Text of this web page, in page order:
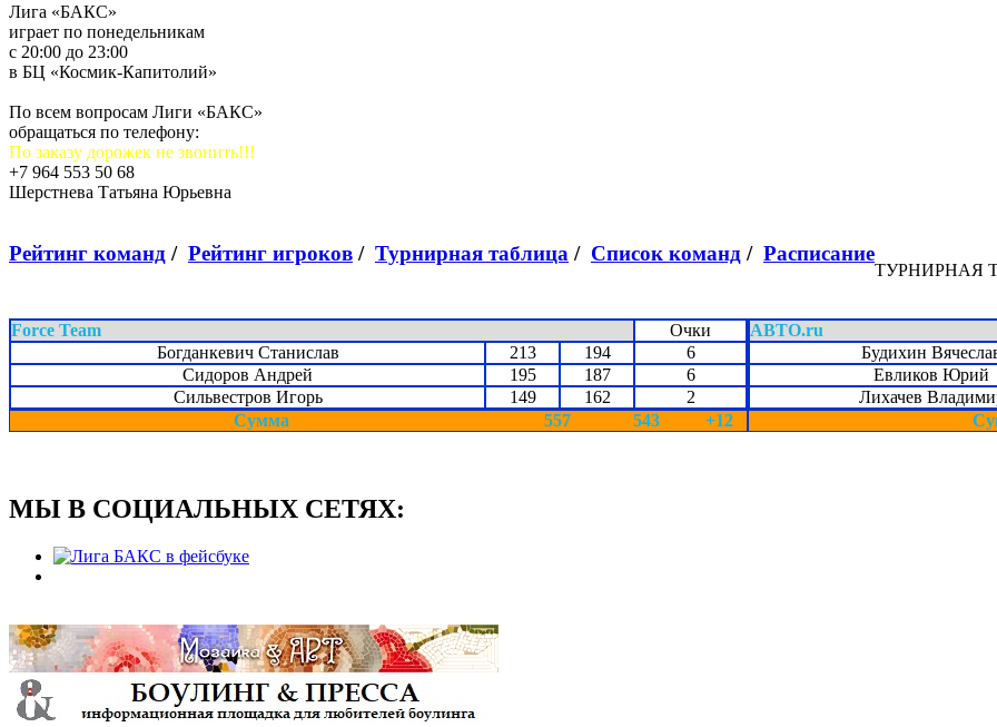
Лига «БАКС»
играет по понедельникам
с 20:00 до 23:00
в БЦ «Космик-Капитолий»
По всем вопросам Лиги «БАКС»
обращаться по телефону:
По заказу дорожек не звонить!!!
+7 964 553 50 68
Шерстнева Татьяна Юрьевна
Рейтинг команд / Рейтинг игроков / Турнирная таблица / Список команд / Расписание
ТУРНИРНАЯ
Force Team
Очки
Богданкевич Станислав
213 194
6
Сидоров Андрей
195 187
6
Сильвестров Игорь
149 162 2
АВТО.ru
Будихин
Евликов Юрий
Лихачев
Сумма
557 543 +12
МЫ В СОЦИАЛЬНЫХ СЕТЯХ: